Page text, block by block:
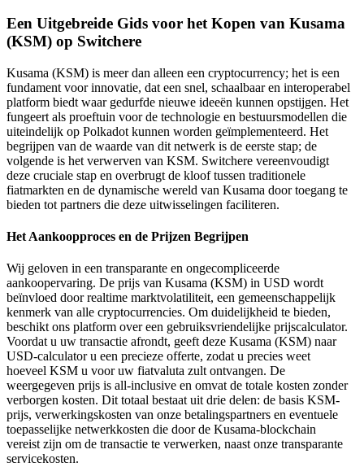
Een Uitgebreide Gids voor het Kopen van Kusama
(KSM) op Switchere
Kusama (KSM) is meer dan alleen een cryptocurrency; het is een
fundament voor innovatie, dat een snel, schaalbaar en interoperabel
platform biedt waar gedurfde nieuwe ideeën kunnen opstijgen. Het
fungeert als proeftuin voor de technologie en bestuursmodellen die
uiteindelijk op Polkadot kunnen worden geïmplementeerd. Het
begrijpen van de waarde van dit netwerk is de eerste stap; de
volgende is het verwerven van KSM. Switchere vereenvoudigt
deze cruciale stap en overbrugt de kloof tussen traditionele
fiatmarkten en de dynamische wereld van Kusama door toegang te
bieden tot partners die deze uitwisselingen faciliteren.
Het Aankoopproces en de Prijzen Begrijpen
Wij geloven in een transparante en ongecompliceerde
aankoopervaring. De prijs van Kusama (KSM) in USD wordt
beïnvloed door realtime marktvolatiliteit, een gemeenschappelijk
kenmerk van alle cryptocurrencies. Om duidelijkheid te bieden,
beschikt ons platform over een gebruiksvriendelijke prijscalculator.
Voordat u uw transactie afrondt, geeft deze Kusama (KSM) naar
USD-calculator u een precieze offerte, zodat u precies weet
hoeveel KSM u voor uw fiatvaluta zult ontvangen. De
weergegeven prijs is all-inclusive en omvat de totale kosten zonder
verborgen kosten. Dit totaal bestaat uit drie delen: de basis KSM-
prijs, verwerkingskosten van onze betalingspartners en eventuele
toepasselijke netwerkkosten die door de Kusama-blockchain
vereist zijn om de transactie te verwerken, naast onze transparante
servicekosten.